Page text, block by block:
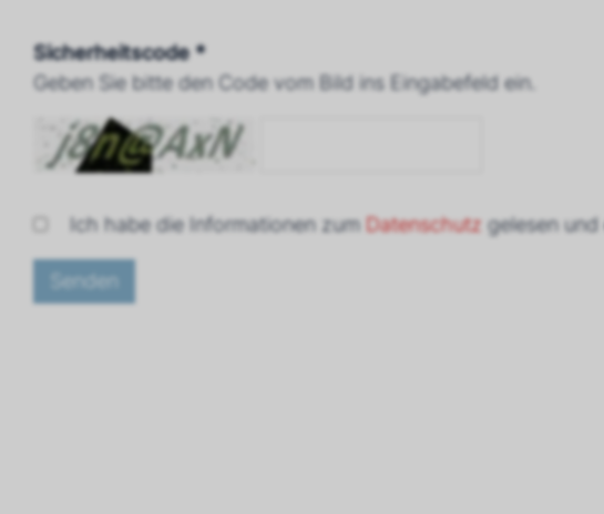
Sicherheitscode *
Geben Sie bitte den Code vom Bild ins Eingabefeld ein.
Ich habe die Informationen zum Datenschutz gelesen